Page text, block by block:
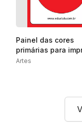
Painel das cores
primárias para
Artes